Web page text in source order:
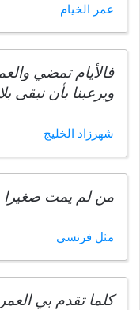
عمر الخيام
فالأيام تمضي
ويرعبنا بأن نبقى
شهرزاد الخليج
من لم يمت صغيرا
مثل فرنسي
كلما تقدم بي